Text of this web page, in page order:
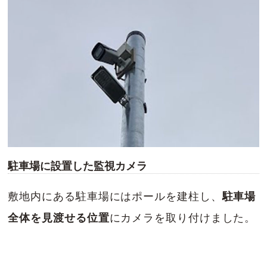
駐車場に設置した監視カメラ
敷地内にある駐車場にはポールを建柱し、駐車場
全体を見渡せる位置にカメラを取り付けました。